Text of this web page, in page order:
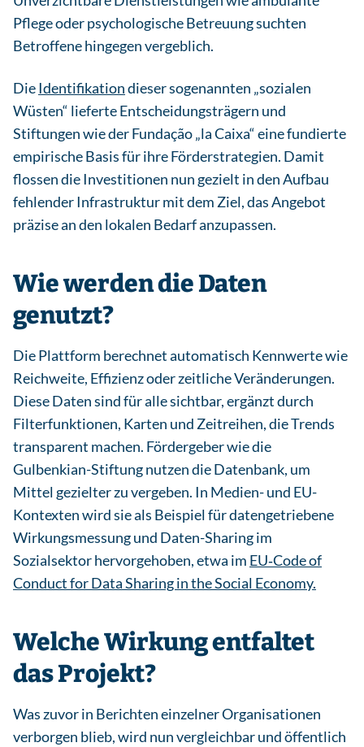
Pflege oder psychologische Betreuung suchten
Betroffene hingegen vergeblich.
DieIdentifikationdieser sogenannten „sozialen
Wüsten“ lieferte Entscheidungsträgern und
Stiftungen wie der Fundação „la Caixa“ eine fundierte
empirische Basis für ihre Förderstrategien. Damit
flossen die Investitionen nun gezielt in den Aufbau
fehlender Infrastruktur mit dem Ziel, das Angebot
präzise an den lokalen Bedarf anzupassen.
Wie werden die Daten
genutzt?
Die Plattform berechnet automatisch Kennwerte wie
Reichweite, Effizienz oder zeitliche Veränderungen.
Diese Daten sind für alle sichtbar, ergänzt durch
Filterfunktionen, Karten und Zeitreihen, die Trends
transparent machen. Fördergeber wie die
Gulbenkian-Stiftung nutzen die Datenbank, um
Mittel gezielter zu vergeben. In Medien- und EU-
Kontexten wird sie als Beispiel für datengetriebene
Wirkungsmessung und Daten-Sharing im
Sozialsektor hervorgehoben, etwa im EU‑Code of
Conduct for Data Sharing in the Social Economy.
Welche Wirkung entfaltet
das Projekt?
Was zuvor in Berichten einzelner Organisationen
verborgen blieb, wird nun vergleichbar und öffentlich